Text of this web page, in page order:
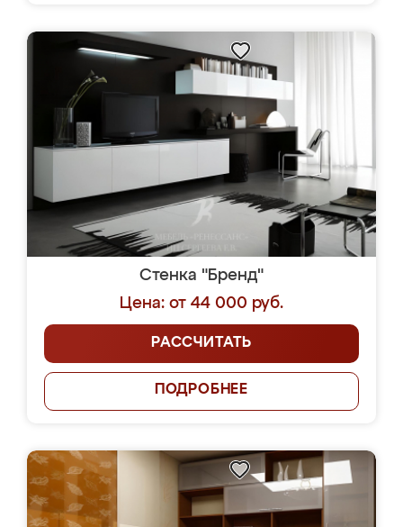
Стенка "Бренд"
Цена: от 44 000 руб.
РАССЧИТАТЬ
ПОДРОБНЕЕ